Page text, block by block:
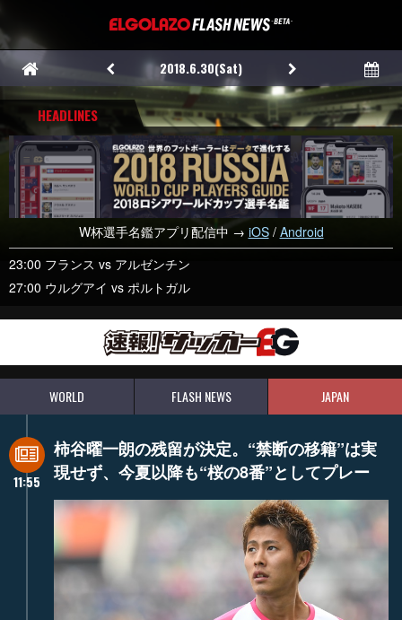
2018.6.30(Sat)
HEADLINES
W杯選手名鑑アプリ配信中 → iOS/ Android
23:00 フランス vs アルゼンチン
27:00 ウルグアイ vs ポルトガル
WORLD FLASH NEWS JAPAN
11:55
柿谷曜一朗の残留が決定。“禁断の移籍”は実
現せず、今夏以降も“桜の8番”としてプレー